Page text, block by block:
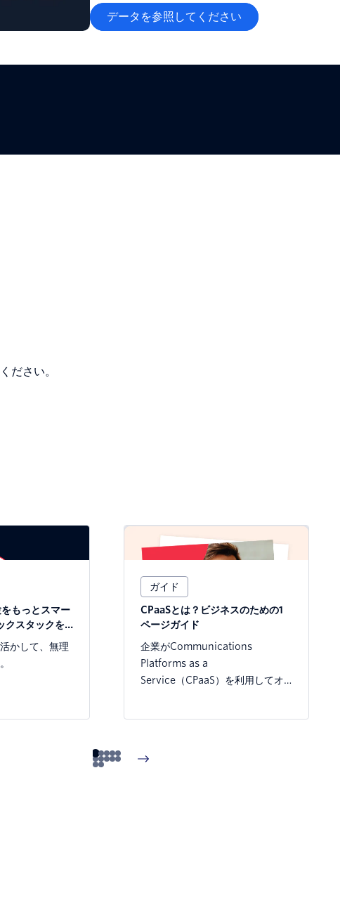
データを参照してください
ださい。
もっとスマー
クスタックを
かして、無理
ガイド
CPaaSとは？ビジネスのための1
ページガイド
企業がCommunications
Platforms as a
Service（CPaaS）を利用してオ